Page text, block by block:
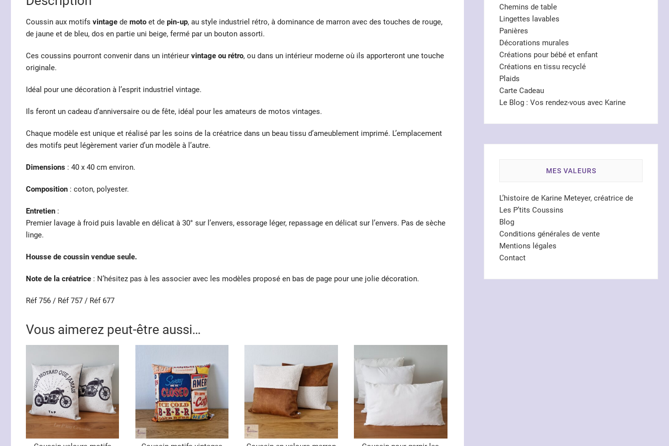
Coussin aux motifs vintage de moto et de pin-up, au style industriel rétro, à dominance de marron avec des touches de rouge,
de jaune et de bleu, dos en partie uni beige, fermé par un bouton assorti.
Ces coussins pourront convenir dans un intérieur vintage ou rétro, ou dans un intérieur moderne où ils apporteront une touche
originale.
Idéal pour une décoration à l’esprit industriel vintage.
Ils feront un cadeau d’anniversaire ou de fête, idéal pour les amateurs de motos vintages.
Chaque modèle est unique et réalisé par les soins de la créatrice dans un beau tissu d’ameublement imprimé. L’emplacement
des motifs peut légèrement varier d’un modèle à l’autre.
Dimensions : 40 x 40 cm environ.
Composition : coton, polyester.
Entretien :
Premier lavage à froid puis lavable en délicat à 30° sur l’envers, essorage léger, repassage en délicat sur l’envers. Pas de sèche
linge.
Housse de coussin vendue seule.
Note de la créatrice : N’hésitez pas à les associer avec les modèles proposé en bas de page pour une jolie décoration.
Réf 756 / Réf 757 / Réf 677
Vous aimerez peut-être aussi…
Chemins de table
Lingettes lavables
Panières
Décorations murales
Créations pour bébé et enfant
Créations en tissu recyclé
Plaids
Carte Cadeau
Le Blog : Vos rendez-vous avec Karine
MES VALEURS
L’histoire de Karine Meteyer, créatrice de
Les P’tits Coussins
Blog
Conditions générales de vente
Mentions légales
Contact